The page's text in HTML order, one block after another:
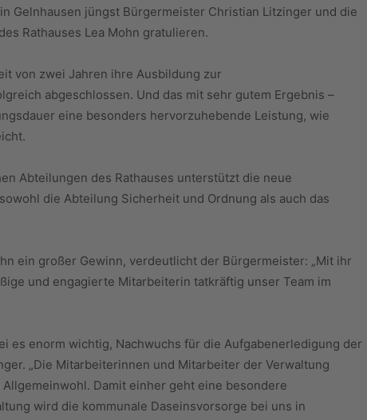
Gelnhausen jüngst Bürgermeister Christian Litzinger und die
Rathauses Lea Mohn gratulieren.
von zwei Jahren ihre Ausbildung zur
abgeschlossen. Und das mit sehr gutem Ergebnis –
eine besonders hervorzuhebende Leistung, wie
Abteilungen des Rathauses unterstützt die neue
die Abteilung Sicherheit und Ordnung als auch das
ein großer Gewinn, verdeutlicht der Bürgermeister: „Mit ihr
und engagierte Mitarbeiterin tatkräftig unser Team im
es enorm wichtig, Nachwuchs für die Aufgabenerledigung der
„Die Mitarbeiterinnen und Mitarbeiter der Verwaltung
Damit einher geht eine besondere
wird die kommunale Daseinsvorsorge bei uns in